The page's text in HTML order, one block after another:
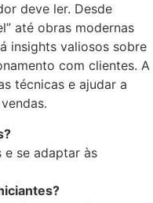
deve ler. Desde
até obras modernas
insights valiosos sobre
com clientes. A
técnicas e ajudar a
e se adaptar às